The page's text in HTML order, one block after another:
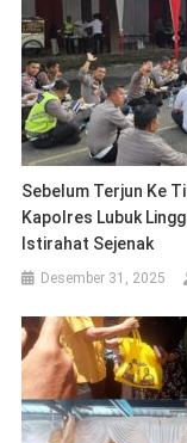
Sebelum Terjun Ke
Kapolres Lubuk
Istirahat Sejenak
Desember 31, 2025